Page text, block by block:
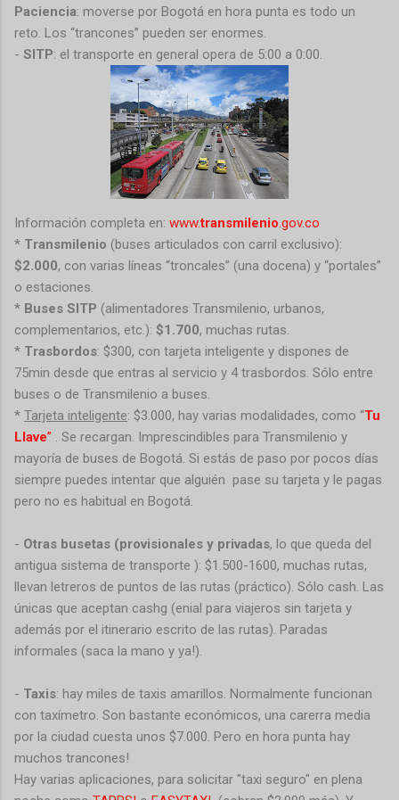
Paciencia: moverse por Bogotá en hora punta es todo un
reto. Los “trancones” pueden ser enormes.
- SITP: el transporte en general opera de 5:00 a 0:00.
Información completa en: www.transmilenio.gov.co
* Transmilenio (buses articulados con carril exclusivo):
$2.000, con varias líneas “troncales” (una docena) y “portales”
o estaciones.
* Buses SITP (alimentadores Transmilenio, urbanos,
complementarios, etc.): $1.700, muchas rutas.
* Trasbordos: $300, con tarjeta inteligente y dispones de
75min desde que entras al servicio y 4 trasbordos. Sólo entre
buses o de Transmilenio a buses.
* Tarjeta inteligente: $3.000, hay varias modalidades, como “Tu
Llave” . Se recargan. Imprescindibles para Transmilenio y
mayoría de buses de Bogotá. Si estás de paso por pocos días
siempre puedes intentar que alguién pase su tarjeta y le pagas
pero no es habitual en Bogotá.
- Otras busetas (provisionales y privadas, lo que queda del
antigua sistema de transporte ): $1.500-1600, muchas rutas,
llevan letreros de puntos de las rutas (práctico). Sólo cash. Las
únicas que aceptan cashg (enial para viajeros sin tarjeta y
además por el itinerario escrito de las rutas). Paradas
informales (saca la mano y ya!).
- Taxis: hay miles de taxis amarillos. Normalmente funcionan
con taxímetro. Son bastante económicos, una carerra media
por la ciudad cuesta unos $7.000. Pero en hora punta hay
muchos trancones!
Hay varias aplicaciones, para solicitar "taxi seguro" en plena